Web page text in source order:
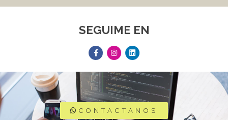
SEGUIME EN
CONTACTANOS